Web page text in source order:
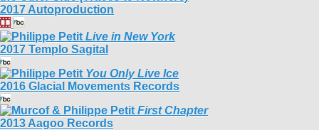
2017 Autoproduction
Live in New York
2017 Templo Sagital
You Only Live Ice
2016 Glacial Movements Records
First Chapter
2013 Aagoo Records